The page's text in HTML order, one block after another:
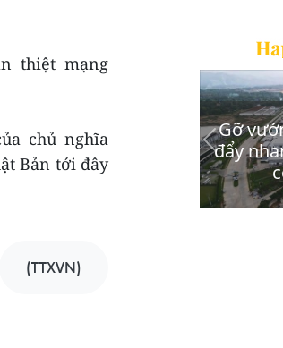
thiệt mạng
chủ nghĩa
Bản tới đây
(TTXVN)